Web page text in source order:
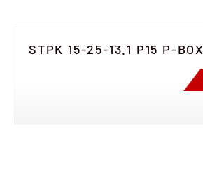
STPK 15-25-13.1 P15 P-BOX